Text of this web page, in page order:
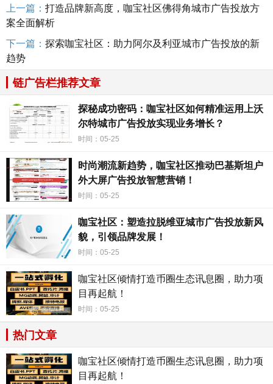
咖宝
社区的优势不仅在于广告投放的高效性和精准性，
更在于其强大的市场调研功能。通过
解目标市场的消费者需求、偏好和行为习惯，为广告投放提
供更有针对性的方向。这样一来，不仅可以减少广告投放的
盲目性，还可以提高广告投放的转化率，让广告投放的效果
更加明显。
除了广告投放和市场调研，
布的功能。无论是商家的促销活动、新产品上市还是行业动
态，都可以通过 咖宝社区发布，让更多的人了解并关注。这
上一篇： 打造品牌新高度，咖宝社区佛得角城市广告投放方
案全面解析
下一篇： 探索咖宝社区：助力阿尔及利亚城市广告投放的新
趋势
链广告栏推荐文章
探秘成功密码：咖宝社区如何精准运用上沃
尔特城市广告投放实现业务增长？
时间：05-25
时尚潮流新趋势，咖宝社区推动巴基斯坦户
外大屏广告投放智慧营销！
时间：05-25
咖宝社区：塑造拉脱维亚城市广告投放新风
貌，引领品牌发展！
时间：05-25
咖宝社区倾情打造币圈生态讯息圈，助力项
目再起航！
时间：05-25
热门文章
咖宝社区倾情打造币圈生态讯息圈，助力项
目再起航！